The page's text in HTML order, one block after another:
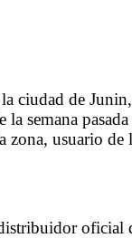
ciudad de
semana
zona, usuario de
oficial